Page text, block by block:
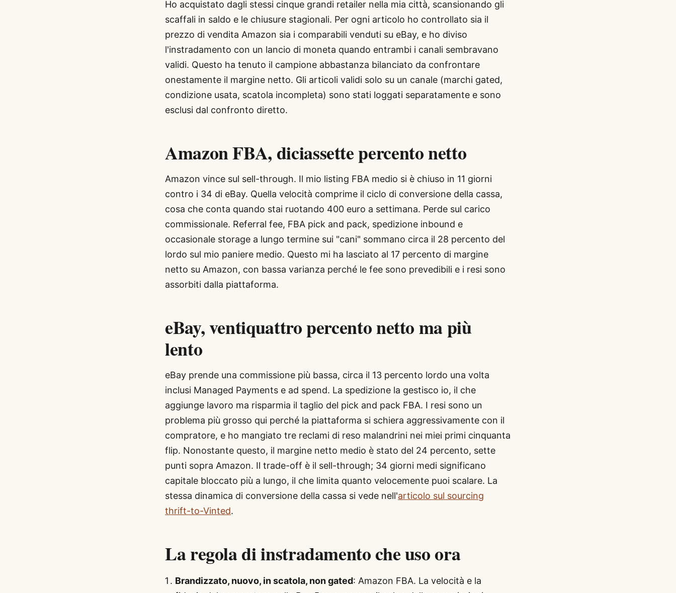
Ho acquistato dagli stessi cinque grandi retailer nella mia città, scansionando gli
scaffali in saldo e le chiusure stagionali. Per ogni articolo ho controllato sia il
prezzo di vendita Amazon sia i comparabili venduti su eBay, e ho diviso
l'instradamento con un lancio di moneta quando entrambi i canali sembravano
validi. Questo ha tenuto il campione abbastanza bilanciato da confrontare
onestamente il margine netto. Gli articoli validi solo su un canale (marchi gated,
condizione usata, scatola incompleta) sono stati loggati separatamente e sono
esclusi dal confronto diretto.
Amazon FBA, diciassette percento netto
Amazon vince sul sell-through. Il mio listing FBA medio si è chiuso in 11 giorni
contro i 34 di eBay. Quella velocità comprime il ciclo di conversione della cassa,
cosa che conta quando stai ruotando 400 euro a settimana. Perde sul carico
commissionale. Referral fee, FBA pick and pack, spedizione inbound e
occasionale storage a lungo termine sui "cani" sommano circa il 28 percento del
lordo sul mio paniere medio. Questo mi ha lasciato al 17 percento di margine
netto su Amazon, con bassa varianza perché le fee sono prevedibili e i resi sono
assorbiti dalla piattaforma.
eBay, ventiquattro percento netto ma più
lento
eBay prende una commissione più bassa, circa il 13 percento lordo una volta
inclusi Managed Payments e ad spend. La spedizione la gestisco io, il che
aggiunge lavoro ma risparmia il taglio del pick and pack FBA. I resi sono un
problema più grosso qui perché la piattaforma si schiera aggressivamente con il
compratore, e ho mangiato tre reclami di reso malandrini nei miei primi cinquanta
flip. Nonostante questo, il margine netto medio è stato del 24 percento, sette
punti sopra Amazon. Il trade-off è il sell-through; 34 giorni medi significano
capitale bloccato più a lungo, il che limita quanto velocemente puoi scalare. La
stessa dinamica di conversione della cassa si vede nell'articolo sul sourcing
thrift-to-Vinted.
La regola di instradamento che uso ora
Brandizzato, nuovo, in scatola, non gated: Amazon FBA. La velocità e la